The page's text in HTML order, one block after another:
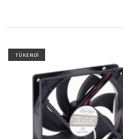
TÜKENDİ